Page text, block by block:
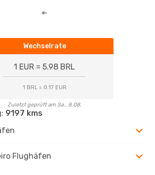
Wechselrate
1 EUR = 5.98 BRL
1 BRL = 0.17 EUR
Zuletzt geprüft am Sa., 8.08.
9197 kms
Flughäfen